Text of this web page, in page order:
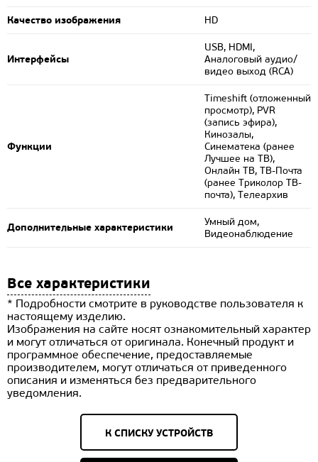
Качество изображения HD
Интерфейсы
USB, HDMI,
Аналоговый аудио/
видео выход (RCA)
Функции
Timeshift (отложенный
просмотр), PVR
(запись эфира),
Кинозалы,
Синематека (ранее
Лучшее на ТВ),
Онлайн ТВ, ТВ-Почта
(ранее Триколор ТВ-
почта), Телеархив
Дополнительные характеристики
Умный дом,
Видеонаблюдение
Все характеристики
* Подробности смотрите в руководстве пользователя к
настоящему изделию.
Изображения на сайте носят ознакомительный характер
и могут отличаться от оригинала. Конечный продукт и
программное обеспечение, предоставляемые
производителем, могут отличаться от приведенного
описания и изменяться без предварительного
уведомления.
К СПИСКУ УСТРОЙСТВ